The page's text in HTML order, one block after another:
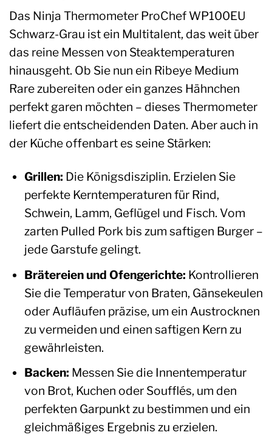
Das Ninja Thermometer ProChef WP100EU
Schwarz-Grau ist ein Multitalent, das weit über
das reine Messen von Steaktemperaturen
hinausgeht. Ob Sie nun ein Ribeye Medium
Rare zubereiten oder ein ganzes Hähnchen
perfekt garen möchten – dieses Thermometer
liefert die entscheidenden Daten. Aber auch in
der Küche offenbart es seine Stärken:
Grillen: Die Königsdisziplin. Erzielen Sie
perfekte Kerntemperaturen für Rind,
Schwein, Lamm, Geflügel und Fisch. Vom
zarten Pulled Pork bis zum saftigen Burger –
jede Garstufe gelingt.
Brätereien und Ofengerichte: Kontrollieren
Sie die Temperatur von Braten, Gänsekeulen
oder Aufläufen präzise, um ein Austrocknen
zu vermeiden und einen saftigen Kern zu
gewährleisten.
Backen: Messen Sie die Innentemperatur
von Brot, Kuchen oder Soufflés, um den
perfekten Garpunkt zu bestimmen und ein
gleichmäßiges Ergebnis zu erzielen.